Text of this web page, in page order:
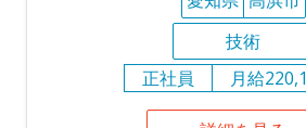
技術
正社員
月給